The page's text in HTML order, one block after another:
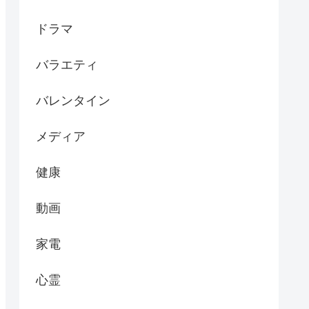
ドラマ
バラエティ
バレンタイン
メディア
健康
動画
家電
心霊